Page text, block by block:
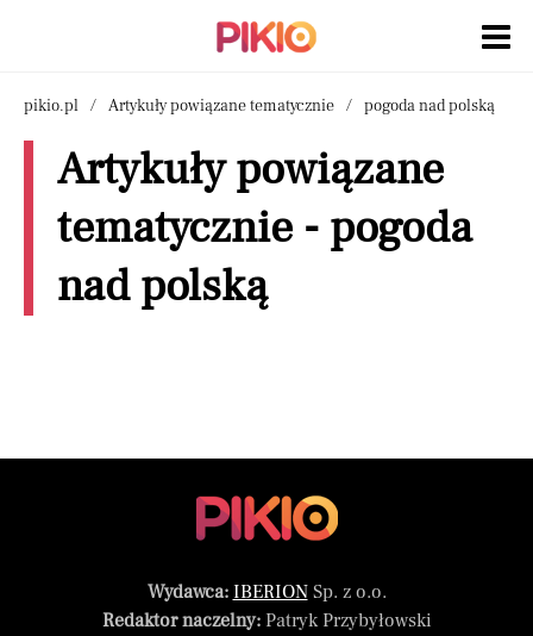
pikio.pl Artykuły powiązane tematycznie pogoda nad polską
Artykuły powiązane
tematycznie - pogoda
nad polską
Wydawca: IBERIONSp. z o.o.
Redaktor naczelny:Patryk Przybyłowski